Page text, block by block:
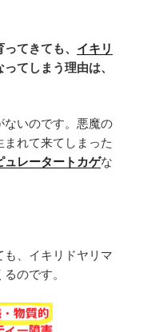
てきても、 イキリ
ってしまう理由は、
ないのです。悪魔の
れて来てしまった
ュレータートカゲな
、イキリドヤリマ
のです。